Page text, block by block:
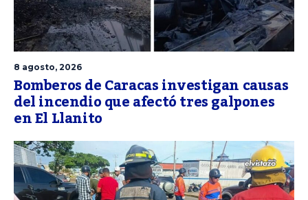
8 agosto, 2026
Bomberos de Caracas investigan causas
del incendio que afectó tres galpones
en El Llanito